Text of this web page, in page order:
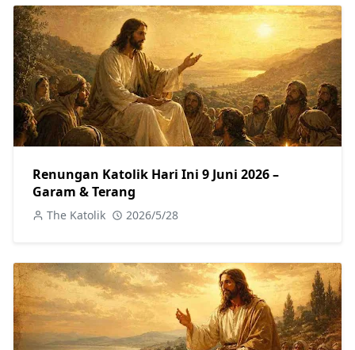
Renungan Katolik Hari Ini 9 Juni 2026 –
Garam & Terang
The Katolik 2026/5/28